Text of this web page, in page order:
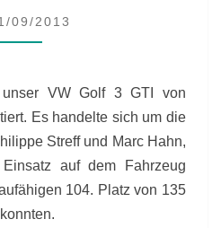
GLP
–
SIEG
09/2013
VW Golf 3 GTI von
Es handelte sich um die
Streff und Marc Hahn,
auf dem Fahrzeug
104. Platz von 135